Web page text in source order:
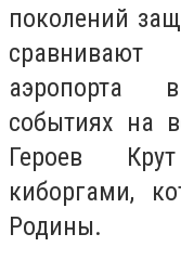
поколений
сравнивают
аэропорта
событиях на
Героев
киборгами,
Родины.